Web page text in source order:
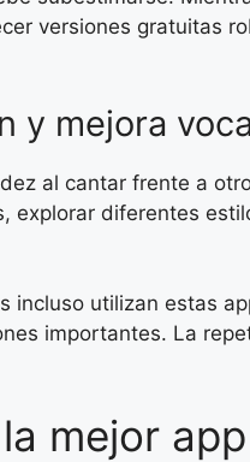
versiones gratuitas
y mejora
al cantar frente a
explorar diferentes
incluso utilizan estas
importantes. La
mejor